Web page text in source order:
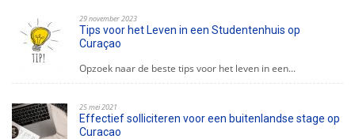
29 november 2023
Tips voor het Leven in een Studentenhuis op
Curaçao
Opzoek naar de beste tips voor het leven in een...
25 mei 2021
Effectief solliciteren voor een buitenlandse stage op
Curacao